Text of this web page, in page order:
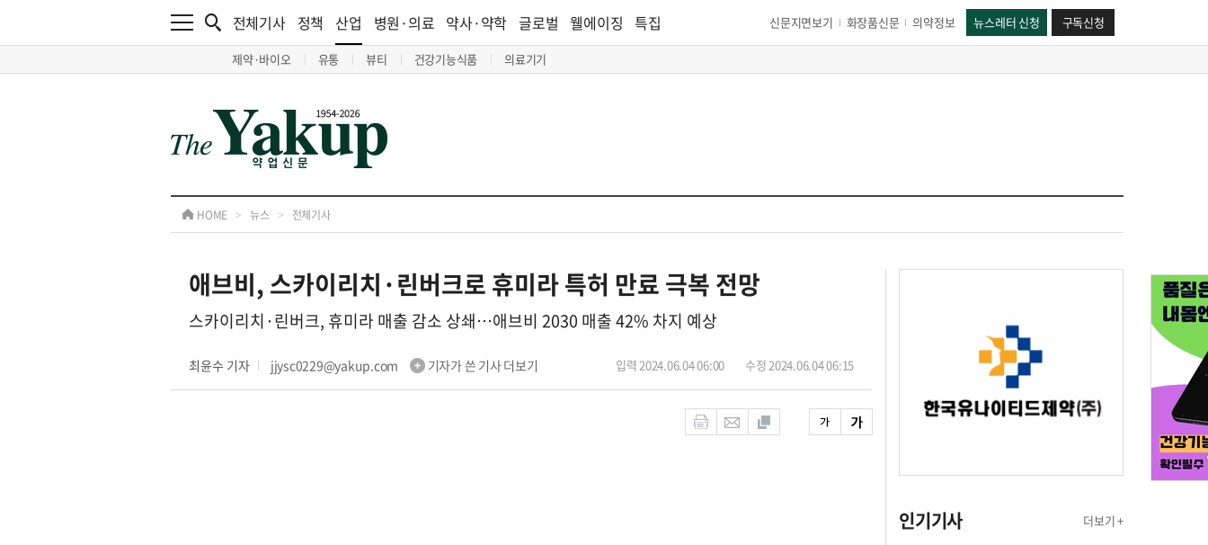
전체기사 정책 산업
제약·바이오 유통 뷰티 건강기능식품 의료기기
병원·의료 약사·약학 글로벌 웰에이징 특집 신문지면보기 화장품신문 의약정보 뉴스레터 신청 구독신청
HOME > 뉴스 > 전체기사
애브비, 스카이리치·린버크로 휴미라 특허 만료 극복 전망
스카이리치·린버크, 휴미라 매출 감소 상쇄…애브비 2030 매출 42% 차지 예상
최윤수 기자 jjysc0229@yakup.com 기자가 쓴 기사 더보기 입력 2024.06.04 06:00 수정 2024.06.04 06:15
인기기사 더보기 +